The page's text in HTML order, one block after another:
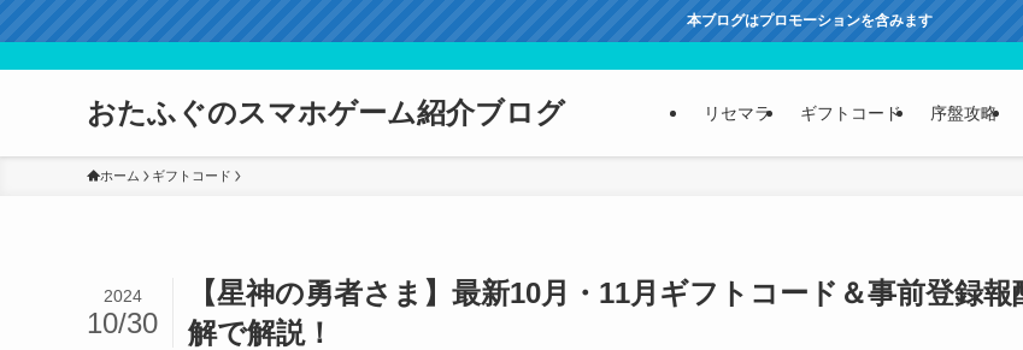
本ブログはプロモーションを含みます
おたふぐのスマホゲーム紹介ブログ リセマラ ギフトコード 序盤攻略
ホーム ギフトコード
【星神の勇者さま】最新10月・11月ギフトコード＆事前登録報
解で解説！
2024
10/30